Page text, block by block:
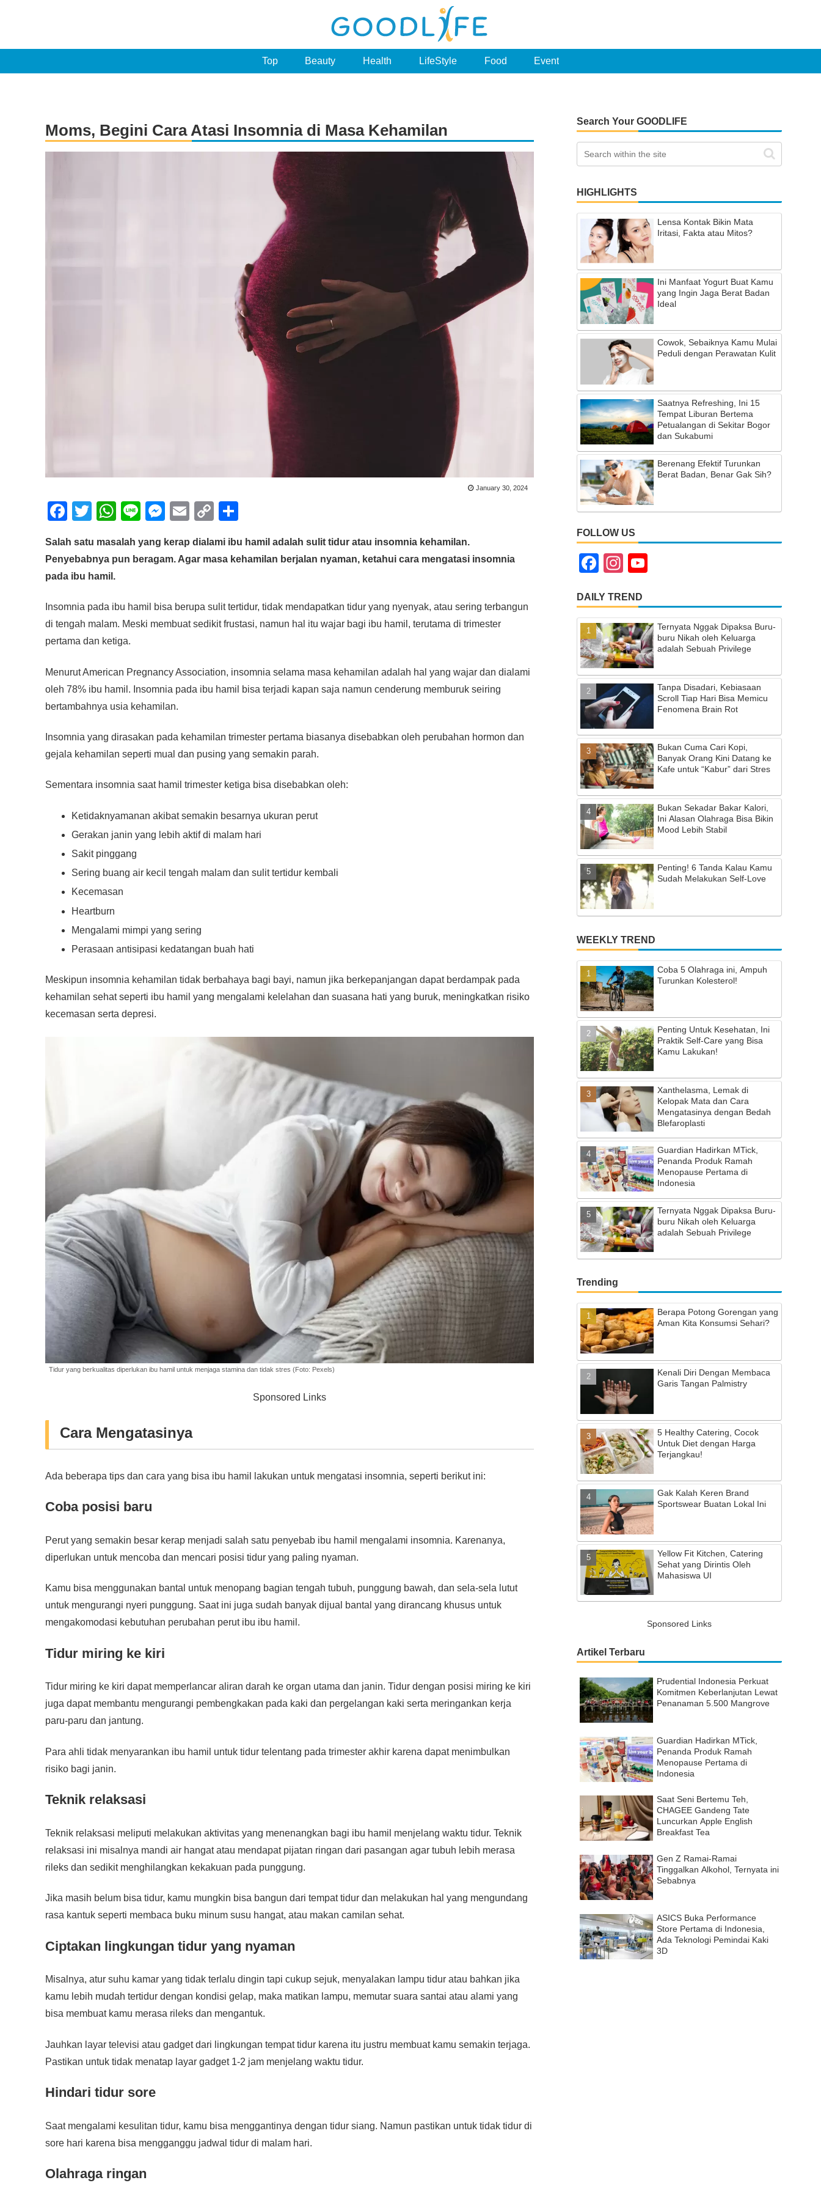
Top Beauty Health LifeStyle Food Event
Moms, Begini Cara Atasi Insomnia di Masa Kehamilan
January 30, 2024
F
c
e
o
o
k
T
tt
er
W
at
s
p
p
Li
e
M
ss
e
g
er
E
ail
C
p
y
n
k
ar
e
Salah satu masalah yang kerap dialami ibu hamil adalah sulit tidur atau insomnia kehamilan.
Penyebabnya pun beragam. Agar masa kehamilan berjalan nyaman, ketahui cara mengatasi insomnia
pada ibu hamil.
Insomnia pada ibu hamil bisa berupa sulit tertidur, tidak mendapatkan tidur yang nyenyak, atau sering terbangun
di tengah malam. Meski membuat sedikit frustasi, namun hal itu wajar bagi ibu hamil, terutama di trimester
pertama dan ketiga.
Menurut American Pregnancy Association, insomnia selama masa kehamilan adalah hal yang wajar dan dialami
oleh 78% ibu hamil. Insomnia pada ibu hamil bisa terjadi kapan saja namun cenderung memburuk seiring
bertambahnya usia kehamilan.
Insomnia yang dirasakan pada kehamilan trimester pertama biasanya disebabkan oleh perubahan hormon dan
gejala kehamilan seperti mual dan pusing yang semakin parah.
Sementara insomnia saat hamil trimester ketiga bisa disebabkan oleh:
Ketidaknyamanan akibat semakin besarnya ukuran perut
Gerakan janin yang lebih aktif di malam hari
Sakit pinggang
Sering buang air kecil tengah malam dan sulit tertidur kembali
Kecemasan
Heartburn
Mengalami mimpi yang sering
Perasaan antisipasi kedatangan buah hati
Meskipun insomnia kehamilan tidak berbahaya bagi bayi, namun jika berkepanjangan dapat berdampak pada
kehamilan sehat seperti ibu hamil yang mengalami kelelahan dan suasana hati yang buruk, meningkatkan risiko
kecemasan serta depresi.
Tidur yang berkualitas diperlukan ibu hamil untuk menjaga stamina dan tidak stres (Foto: Pexels)
Sponsored Links
Cara Mengatasinya
Ada beberapa tips dan cara yang bisa ibu hamil lakukan untuk mengatasi insomnia, seperti berikut ini:
Coba posisi baru
Perut yang semakin besar kerap menjadi salah satu penyebab ibu hamil mengalami insomnia. Karenanya,
diperlukan untuk mencoba dan mencari posisi tidur yang paling nyaman.
Kamu bisa menggunakan bantal untuk menopang bagian tengah tubuh, punggung bawah, dan sela-sela lutut
untuk mengurangi nyeri punggung. Saat ini juga sudah banyak dijual bantal yang dirancang khusus untuk
mengakomodasi kebutuhan perubahan perut ibu ibu hamil.
Tidur miring ke kiri
Tidur miring ke kiri dapat memperlancar aliran darah ke organ utama dan janin. Tidur dengan posisi miring ke kiri
juga dapat membantu mengurangi pembengkakan pada kaki dan pergelangan kaki serta meringankan kerja
paru-paru dan jantung.
Para ahli tidak menyarankan ibu hamil untuk tidur telentang pada trimester akhir karena dapat menimbulkan
risiko bagi janin.
Teknik relaksasi
Teknik relaksasi meliputi melakukan aktivitas yang menenangkan bagi ibu hamil menjelang waktu tidur. Teknik
relaksasi ini misalnya mandi air hangat atau mendapat pijatan ringan dari pasangan agar tubuh lebih merasa
rileks dan sedikit menghilangkan kekakuan pada punggung.
Jika masih belum bisa tidur, kamu mungkin bisa bangun dari tempat tidur dan melakukan hal yang mengundang
rasa kantuk seperti membaca buku minum susu hangat, atau makan camilan sehat.
Ciptakan lingkungan tidur yang nyaman
Misalnya, atur suhu kamar yang tidak terlalu dingin tapi cukup sejuk, menyalakan lampu tidur atau bahkan jika
kamu lebih mudah tertidur dengan kondisi gelap, maka matikan lampu, memutar suara santai atau alami yang
bisa membuat kamu merasa rileks dan mengantuk.
Jauhkan layar televisi atau gadget dari lingkungan tempat tidur karena itu justru membuat kamu semakin terjaga.
Pastikan untuk tidak menatap layar gadget 1-2 jam menjelang waktu tidur.
Hindari tidur sore
Saat mengalami kesulitan tidur, kamu bisa menggantinya dengan tidur siang. Namun pastikan untuk tidak tidur di
sore hari karena bisa mengganggu jadwal tidur di malam hari.
Olahraga ringan
Search Your GOODLIFE
HIGHLIGHTS
Lensa Kontak Bikin Mata
Iritasi, Fakta atau Mitos?
Ini Manfaat Yogurt Buat Kamu
yang Ingin Jaga Berat Badan
Ideal
Cowok, Sebaiknya Kamu Mulai
Peduli dengan Perawatan Kulit
Saatnya Refreshing, Ini 15
Tempat Liburan Bertema
Petualangan di Sekitar Bogor
dan Sukabumi
Berenang Efektif Turunkan
Berat Badan, Benar Gak Sih?
FOLLOW US
F
c
e
b
o
o
k
In
a
gr
a
m
u
T
u
b
e
C
h
a
n
n
el
DAILY TREND
Ternyata Nggak Dipaksa Buru-
buru Nikah oleh Keluarga
adalah Sebuah Privilege
Tanpa Disadari, Kebiasaan
Scroll Tiap Hari Bisa Memicu
Fenomena Brain Rot
Bukan Cuma Cari Kopi,
Banyak Orang Kini Datang ke
Kafe untuk “Kabur” dari Stres
Bukan Sekadar Bakar Kalori,
Ini Alasan Olahraga Bisa Bikin
Mood Lebih Stabil
Penting! 6 Tanda Kalau Kamu
Sudah Melakukan Self-Love
WEEKLY TREND
Coba 5 Olahraga ini, Ampuh
Turunkan Kolesterol!
Penting Untuk Kesehatan, Ini
Praktik Self-Care yang Bisa
Kamu Lakukan!
Xanthelasma, Lemak di
Kelopak Mata dan Cara
Mengatasinya dengan Bedah
Blefaroplasti
Guardian Hadirkan MTick,
Penanda Produk Ramah
Menopause Pertama di
Indonesia
Ternyata Nggak Dipaksa Buru-
buru Nikah oleh Keluarga
adalah Sebuah Privilege
Trending
Berapa Potong Gorengan yang
Aman Kita Konsumsi Sehari?
Kenali Diri Dengan Membaca
Garis Tangan Palmistry
5 Healthy Catering, Cocok
Untuk Diet dengan Harga
Terjangkau!
Gak Kalah Keren Brand
Sportswear Buatan Lokal Ini
Yellow Fit Kitchen, Catering
Sehat yang Dirintis Oleh
Mahasiswa UI
Sponsored Links
Artikel Terbaru
Prudential Indonesia Perkuat
Komitmen Keberlanjutan Lewat
Penanaman 5.500 Mangrove
Guardian Hadirkan MTick,
Penanda Produk Ramah
Menopause Pertama di
Indonesia
Saat Seni Bertemu Teh,
CHAGEE Gandeng Tate
Luncurkan Apple English
Breakfast Tea
Gen Z Ramai-Ramai
Tinggalkan Alkohol, Ternyata ini
Sebabnya
ASICS Buka Performance
Store Pertama di Indonesia,
Ada Teknologi Pemindai Kaki
3D